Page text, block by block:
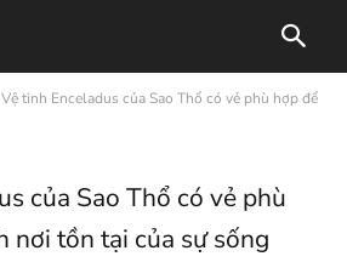
Vệ tinh Enceladus của Sao Thổ có vẻ phù hợp để
của Sao Thổ có vẻ phù
nơi tồn tại của sự sống